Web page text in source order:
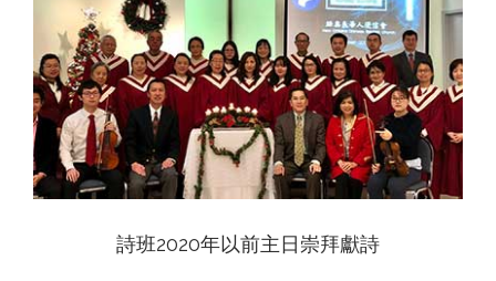
詩班2020年以前主日崇拜獻詩
View